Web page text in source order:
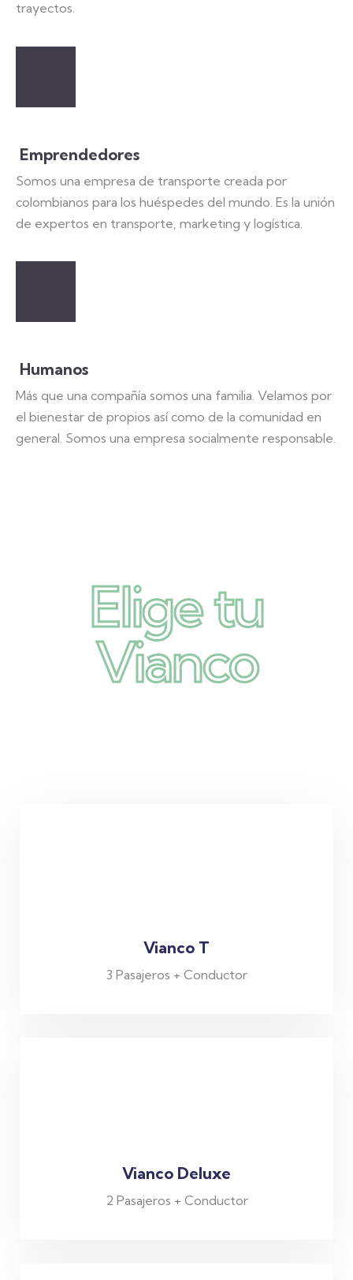
trayectos.
Emprendedores
Somos una empresa de transporte creada por
colombianos para los huéspedes del mundo. Es la unión
de expertos en transporte, marketing y logística.
Humanos
Más que una compañía somos una familia. Velamos por
el bienestar de propios así como de la comunidad en
general. Somos una empresa socialmente responsable.
Elige tu
Vianco
Vianco T
3 Pasajeros + Conductor
Vianco Deluxe
2 Pasajeros + Conductor